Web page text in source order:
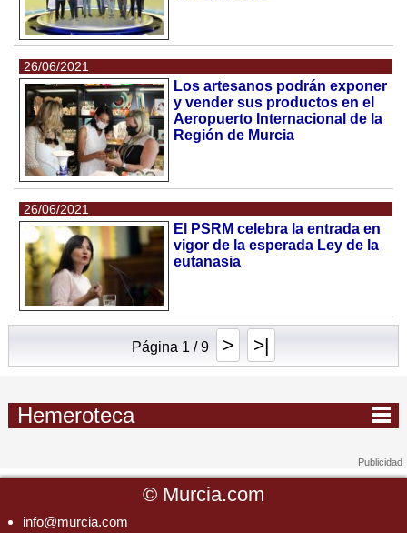
26/06/2021
Los artesanos podrán exponer
y vender sus productos en el
Aeropuerto Internacional de la
Región de Murcia
26/06/2021
El PSRM celebra la entrada en
vigor de la esperada Ley de la
eutanasia
Página 1 / 9 > >|
Hemeroteca
© Murcia.com
info@murcia.com